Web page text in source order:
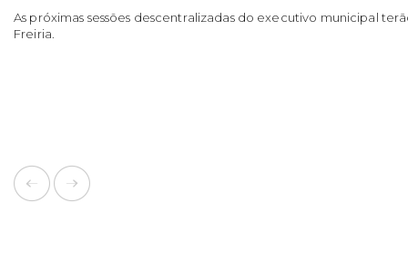
As próximas sessões descentralizadas do executivo municipal
Freiria.